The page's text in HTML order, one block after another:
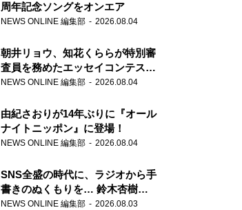
周年記念ソングをオンエア
NEWS ONLINE 編集部 2026.08.04
朝井リョウ、知花くららが特別審
査員を務めたエッセイコンテスト
の特別番組「#いまあなたに伝え
NEWS ONLINE 編集部 2026.08.04
由紀さおりが14年ぶりに『オール
ナイトニッポン』に登場！
NEWS ONLINE 編集部 2026.08.04
SNS全盛の時代に、ラジオから手
書きのぬくもりを… 鈴木杏樹の
直筆はがきが届く！
NEWS ONLINE 編集部 2026.08.03